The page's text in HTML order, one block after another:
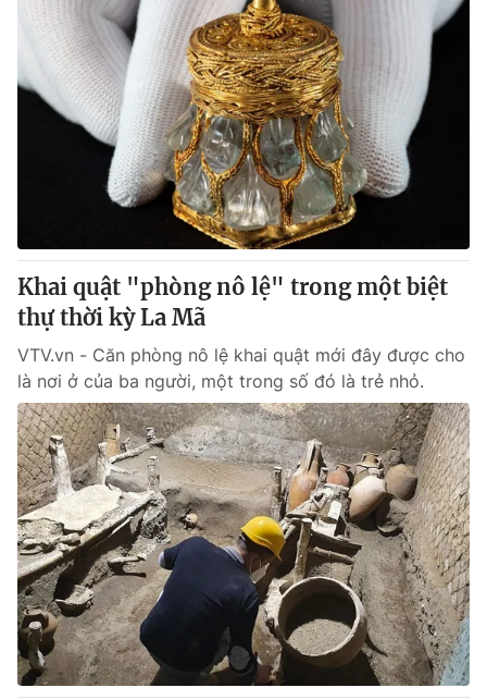
® Cấm sao chép dưới mọi hình thức nếu không có sự chấp
thuận bằng văn bản. Ghi rõ nguồn VTV.vn khi phát hành lại
thông tin từ website này.
Khai quật "phòng nô lệ" trong một biệt
thự thời kỳ La Mã
VTV.vn - Căn phòng nô lệ khai quật mới đây được cho
là nơi ở của ba người, một trong số đó là trẻ nhỏ.